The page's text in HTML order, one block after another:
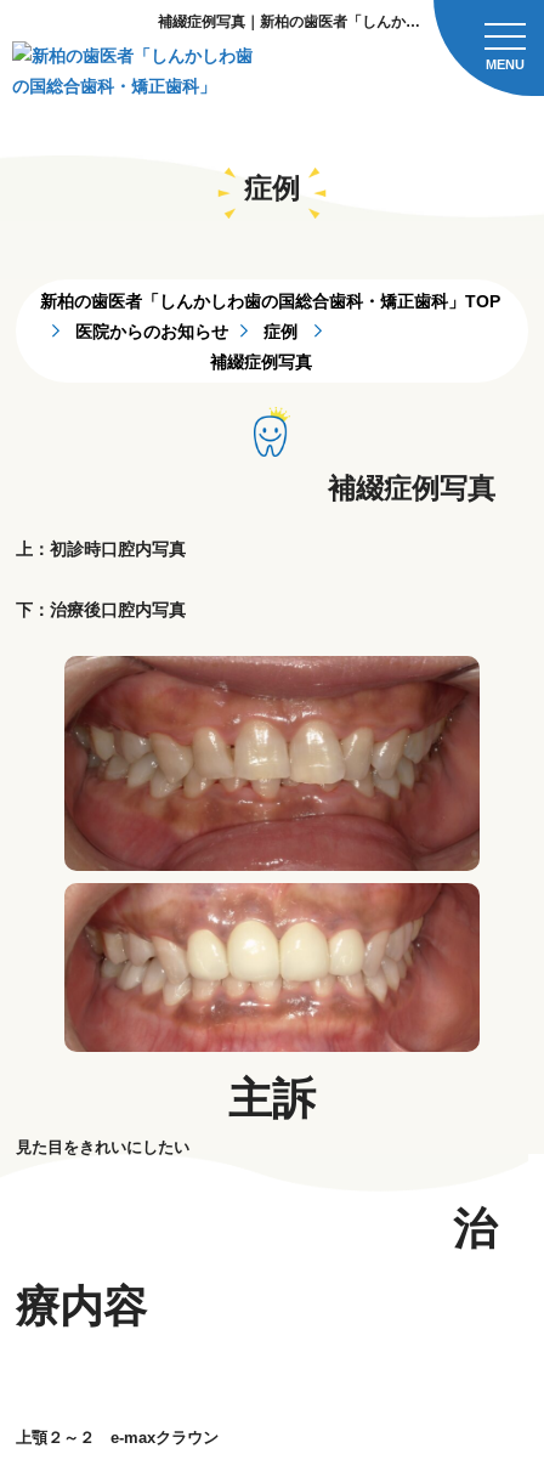
補綴症例写真｜新柏の歯医者「しんかしわ歯の国総合歯科・矯正歯科」
MENU
症例
新柏の歯医者「しんかしわ歯の国総合歯科・矯正歯科」TOP
医院からのお知らせ
症例
補綴症例写真
補綴症例写真
上：初診時口腔内写真
下：治療後口腔内写真
主訴
見た目をきれいにしたい
治
療内容
上顎２～２ e-maxクラウン